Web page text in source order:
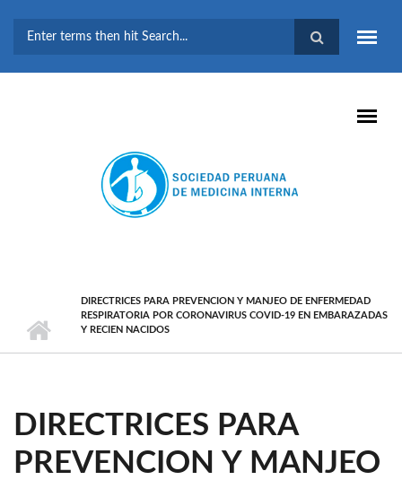
BÚSQUEDA
DIRECTRICES PARA PREVENCION Y MANJEO DE ENFERMEDAD
RESPIRATORIA POR CORONAVIRUS COVID-19 EN EMBARAZADAS
Y RECIEN NACIDOS
DIRECTRICES PARA
PREVENCION Y MANJEO